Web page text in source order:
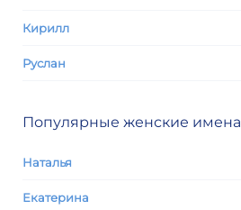
Кирилл
Руслан
Популярные женские имена
Наталья
Екатерина